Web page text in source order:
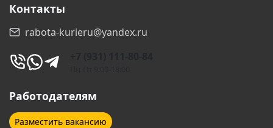
Контакты
rabota-kurieru@yandex.ru
Работодателям
Разместить вакансию